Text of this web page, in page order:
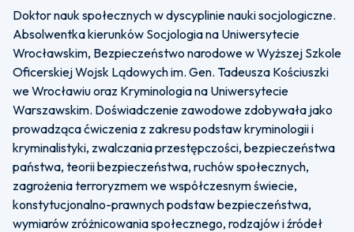
Doktor nauk społecznych w dyscyplinie nauki socjologiczne.
Absolwentka kierunków Socjologia na Uniwersytecie
Wrocławskim, Bezpieczeństwo narodowe w Wyższej Szkole
Oficerskiej Wojsk Lądowych im. Gen. Tadeusza Kościuszki
we Wrocławiu oraz Kryminologia na Uniwersytecie
Warszawskim. Doświadczenie zawodowe zdobywała jako
prowadząca ćwiczenia z zakresu podstaw kryminologii i
kryminalistyki, zwalczania przestępczości, bezpieczeństwa
państwa, teorii bezpieczeństwa, ruchów społecznych,
zagrożenia terroryzmem we współczesnym świecie,
konstytucjonalno-prawnych podstaw bezpieczeństwa,
wymiarów zróżnicowania społecznego, rodzajów i źródeł